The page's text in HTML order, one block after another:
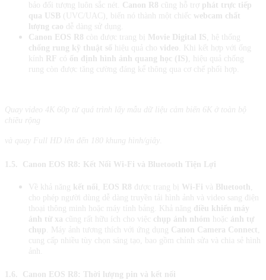
bảo đối tượng luôn sắc nét. Canon R8 cũng hỗ trợ phát trực tiếp
qua USB
(UVC/UAC), biến nó thành một chiếc webcam chất
lượng cao dễ dàng sử dụng.
Canon EOS R8
còn được trang bị Movie Digital IS , hệ thống
chống rung kỹ thuật số hiệu quả cho video . Khi kết hợp với ống
kính
RF có ổn định hình ảnh quang học (IS) , hiệu quả chống
rung còn được tăng cường đáng kể thông qua cơ chế phối hợp.
Quay video 4K 60p từ quá trình lấy mẫu dữ liệu cảm biến 6K ở toàn bộ
chiều rộng
và quay Full HD lên đến 180 khung hình/giây
1.5. Canon EOS R8: Kết Nối Wi-Fi và Bluetooth Tiện Lợi
Về khả năng kết nối EOS R8 được trang bị Wi-Fi và Bluetooth
cho phép người dùng dễ dàng truyền tải hình ảnh và video sang điện
thoại thông minh hoặc máy tính bảng. Khả năng điều khiển máy
ảnh từ xa cũng rất hữu ích cho việc chụp ảnh nhóm hoặc ảnh tự
chụp . Máy ảnh tương thích với ứng dụng Canon Camera Connect
cung cấp nhiều tùy chọn sáng tạo, bao gồm chỉnh sửa và chia sẻ hình
ảnh.
1.6. Canon EOS R8​​​​​​​: Thời lượng pin và kết nối